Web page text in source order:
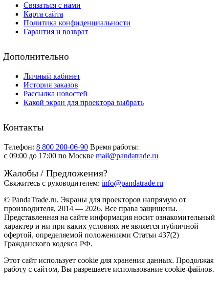
Связаться с нами
Карта сайта
Политика конфиденциальности
Гарантия и возврат
Дополнительно
Личный кабинет
История заказов
Рассылка новостей
Какой экран для проектора выбрать
Контакты
Телефон: 8 800 200-06-90 Время работы:
c 09:00 до 17:00 по Москве mail@pandatrade.ru
Жалобы / Предложения?
Свяжитесь с руководителем: info@pandatrade.ru
© PandaTrade.ru. Экраны для проекторов напрямую от
производителя, 2014 — 2026. Все права защищены.
Представленная на сайте информация носит ознакомительный
характер и ни при каких условиях не является публичной
офертой, определяемой положениями Статьи 437(2)
Гражданского кодекса РФ.
Этот сайт использует cookie для хранения данных. Продолжая
работу с сайтом, Вы разрешаете использование cookie-файлов.